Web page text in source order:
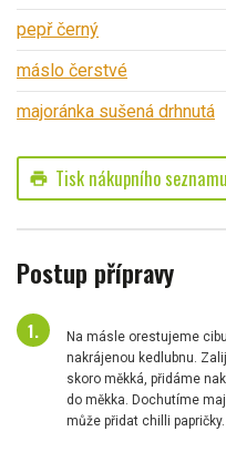
pepř černý
máslo čerstvé
majoránka sušená drhnutá
print Tisk nákupního seznamu
Postup přípravy
Na másle orestujeme
nakrájenou kedlubnu.
skoro měkká, přidáme
do měkka. Dochutíme
může přidat chilli papričky.